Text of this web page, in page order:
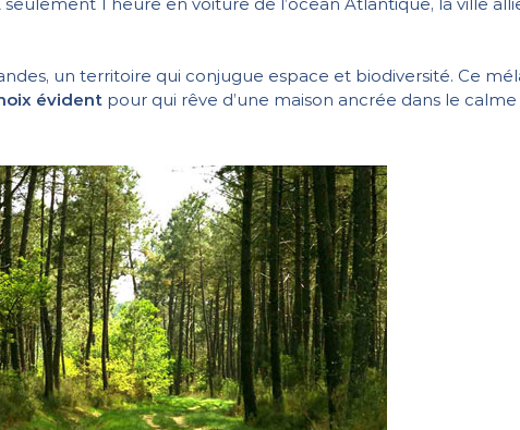
un territoire qui conjugue espace et biodiversité. Ce
évident pour qui rêve d’une maison ancrée dans le